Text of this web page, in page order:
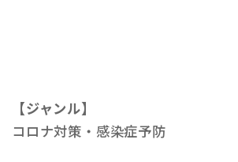
【ジャンル】
コロナ対策・感染症予防